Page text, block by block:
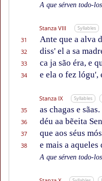
A que sérven todo-
Stanza VIII Syllables
31 Ante que a alva
32
diss' el a sa
33
ca ja são éra, e
34
e ela o fez lógu',
Stanza IX Syllables
35 as chagas e
36
déu aa bẽeita
37
que aos séus
38
e mais a aqueles
A que sérven todo-